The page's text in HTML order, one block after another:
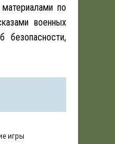
по
военных
безопасности,
игры